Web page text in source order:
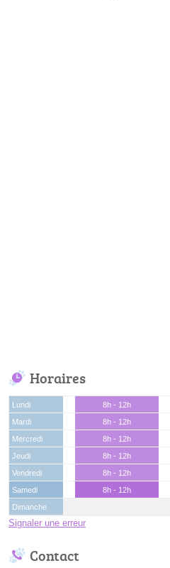
Horaires
Lundi 8h - 12h
Mardi
8h - 12h
Mercredi
8h - 12h
Jeudi
8h - 12h
Vendredi
8h - 12h
Samedi
8h - 12h
Dimanche
Signaler une erreur
Contact